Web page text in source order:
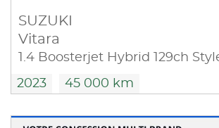
SUZUKI
Vitara
1.4 Boosterjet Hybrid 129ch
2023 45 000 km